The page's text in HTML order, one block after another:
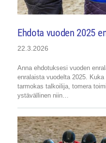
Ehdota vuoden 2025
22.3.2026
Anna ehdotuksesi vuoden
enralaista vuodelta 2025.
tarmokas talkoilija, tomera
ystävällinen niin…